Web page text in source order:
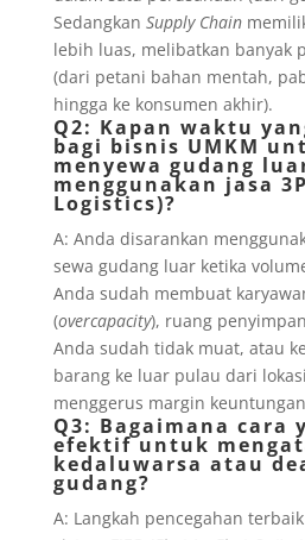
Sedangkan Supply Chain
lebih luas, melibatkan banyak
(dari petani bahan mentah,
hingga ke konsumen akhir).
Q2: Kapan waktu
bagi bisnis UMKM
menyewa gudang
menggunakan jasa
Logistics)?
A: Anda disarankan
sewa gudang luar ketika
Anda sudah membuat
(overcapacity), ruang
Anda sudah tidak muat, atau
barang ke luar pulau dari
menggerus margin
Q3: Bagaimana cara
efektif untuk
kedaluwarsa atau
gudang?
A: Langkah pencegahan